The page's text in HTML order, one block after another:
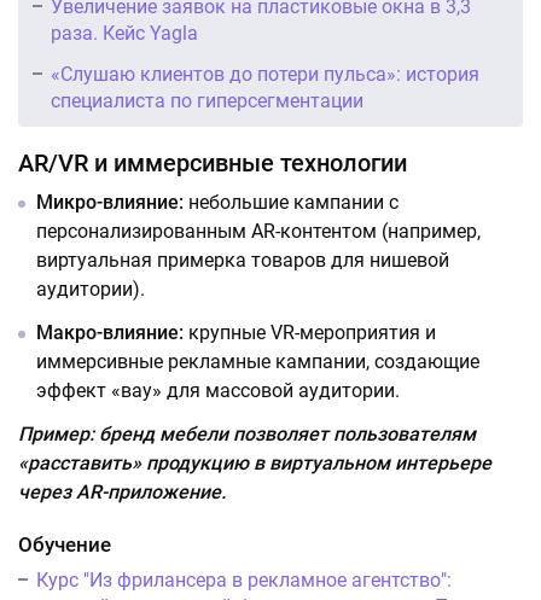
Увеличение заявок на пластиковые окна в 3,3
раза. Кейс Yagla
«Слушаю клиентов до потери пульса»: история
специалиста по гиперсегментации
AR/VR и иммерсивные технологии
Микро-влияние: небольшие кампании с
персонализированным AR-контентом (например,
виртуальная примерка товаров для нишевой
аудитории).
Макро-влияние: крупные VR-мероприятия и
иммерсивные рекламные кампании, создающие
эффект «вау» для массовой аудитории.
Пример: бренд мебели позволяет пользователям
«расставить» продукцию в виртуальном интерьере
через AR-приложение.
Обучение
Курс "Из фрилансера в рекламное агентство":